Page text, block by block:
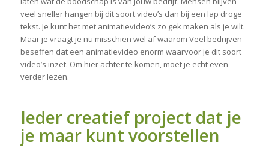
veel sneller hangen bij dit soort video’s dan bij een lap droge
tekst. Je kunt het met animatievideo’s zo gek maken als je wilt.
Maar je vraagt je nu misschien wel af waarom Veel bedrijven
beseffen dat een animatievideo enorm waarvoor je dit soort
video’s inzet. Om hier achter te komen, moet je echt even
verder lezen.
Ieder creatief project dat je
je maar kunt voorstellen